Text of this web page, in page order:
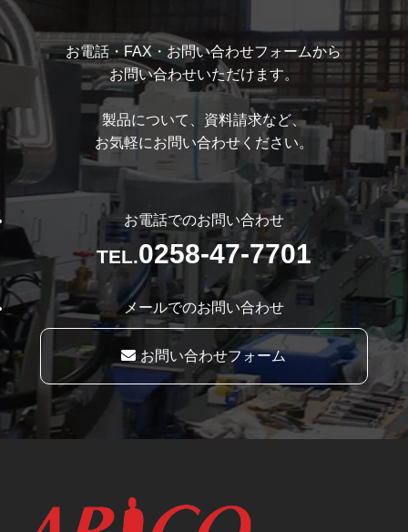
お電話・FAX・お問い合わせフォームから
お問い合わせいただけます。
製品について、資料請求など、
お気軽にお問い合わせください。
お電話でのお問い合わせ
TEL.0258-47-7701
メールでのお問い合わせ
お問い合わせフォーム